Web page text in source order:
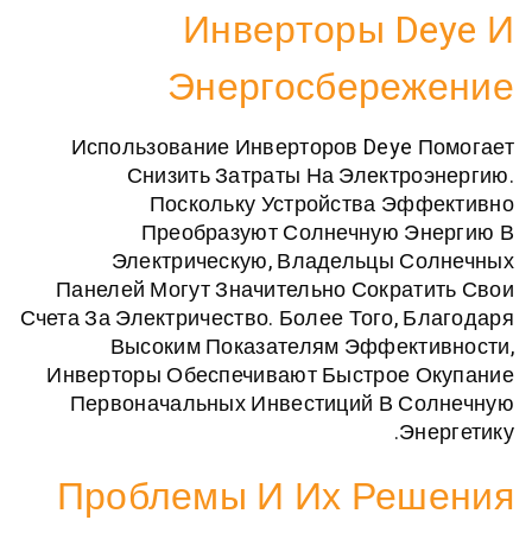
Инверторы
Использование Инверторов Deye
Снизить Затраты На
Поскольку Устройства
Преобразуют Солнечную
Электрическую, Владельцы
Панелей Могут Значительно
Счета За Электричество. Более Того,
Высоким Показателям
Инверторы Обеспечивают Быстрое
Первоначальных Инвестиций В
Проблемы И Их